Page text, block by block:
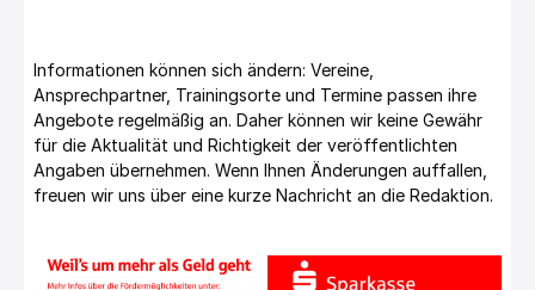
Informationen können sich ändern: Vereine,
Ansprechpartner, Trainingsorte und Termine passen ihre
Angebote regelmäßig an. Daher können wir keine Gewähr
für die Aktualität und Richtigkeit der veröffentlichten
Angaben übernehmen. Wenn Ihnen Änderungen auffallen,
freuen wir uns über eine kurze Nachricht an die Redaktion.